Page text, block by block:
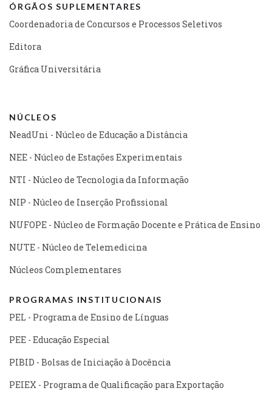
ÓRGÃOS SUPLEMENTARES
Coordenadoria de Concursos e Processos Seletivos
Editora
Gráfica Universitária
NÚCLEOS
NeadUni - Núcleo de Educação a Distância
NEE - Núcleo de Estações Experimentais
NTI - Núcleo de Tecnologia da Informação
NIP - Núcleo de Inserção Profissional
NUFOPE - Núcleo de Formação Docente e Prática de Ensino
NUTE - Núcleo de Telemedicina
Núcleos Complementares
PROGRAMAS INSTITUCIONAIS
PEL - Programa de Ensino de Línguas
PEE - Educação Especial
PIBID - Bolsas de Iniciação à Docência
PEIEX - Programa de Qualificação para Exportação